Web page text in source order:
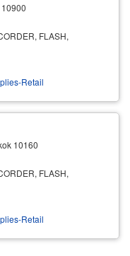
FLASH,
Retail
10160
FLASH,
Retail